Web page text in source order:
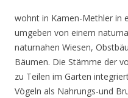
wohnt in Kamen-Methler in
umgeben von einem
naturnahen Wiesen,
Bäumen. Die Stämme der
zu Teilen im Garten
Vögeln als Nahrungs-und